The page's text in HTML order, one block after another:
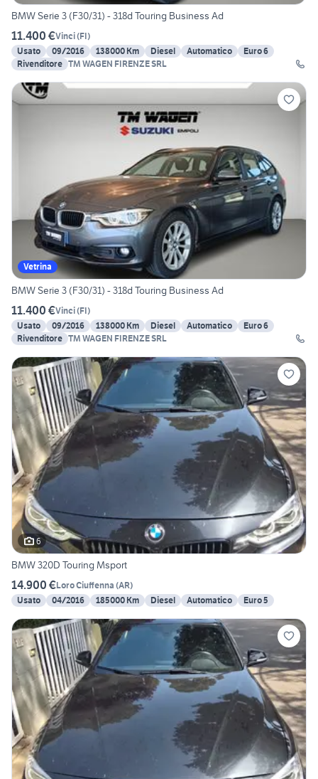
BMW Serie 3 (F30/31) - 318d Touring Business Ad
11.400 €Vinci(FI)
Usato
09/2016 138000 Km Diesel Automatico
Euro 6
Rivenditore TM WAGEN FIRENZE SRL
Vetrina
BMW Serie 3 (F30/31) - 318d Touring Business Ad
11.400 €Vinci(FI)
Usato
09/2016 138000 Km Diesel Automatico
Euro 6
Rivenditore TM WAGEN FIRENZE SRL
6
BMW 320D Touring Msport
14.900 €Loro Ciuffenna (AR)
Usato
04/2016 185000 Km Diesel Automatico Euro 5